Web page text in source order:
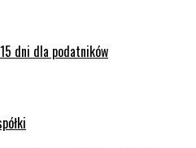
dni dla podatników